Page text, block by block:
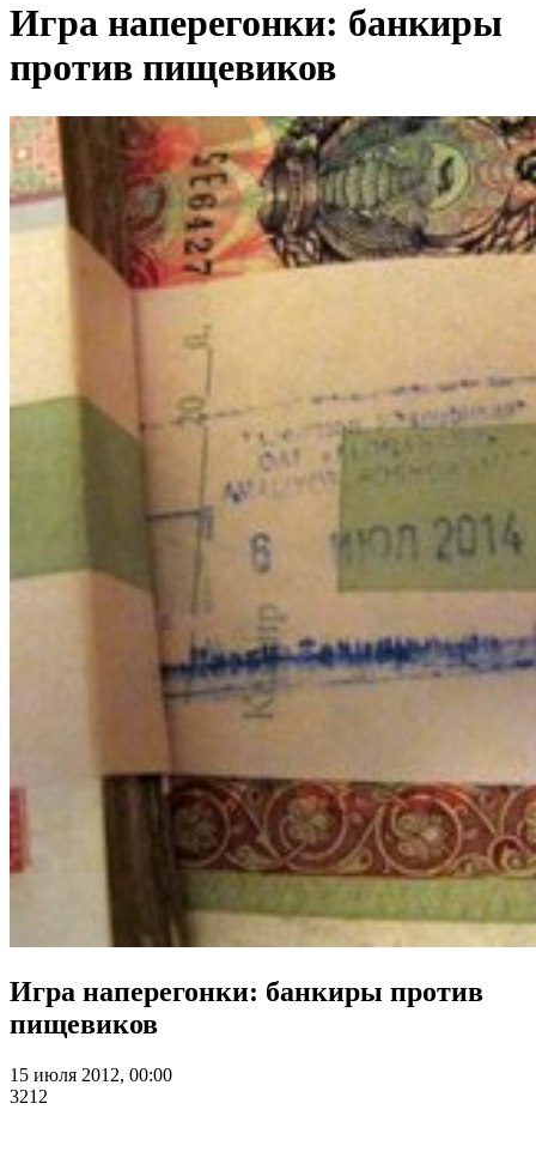
Игра наперегонки: банкиры
против пищевиков
Игра наперегонки: банкиры против
пищевиков
15 июля 2012, 00:00
3212